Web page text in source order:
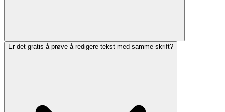
Er det gratis å prøve å redigere tekst med samme skrift?